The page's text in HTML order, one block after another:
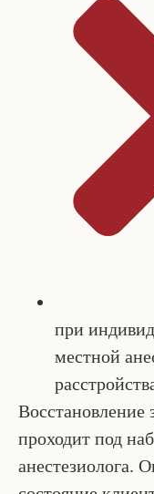
при
местной
Восстановление
проходит под
анестезиолога.